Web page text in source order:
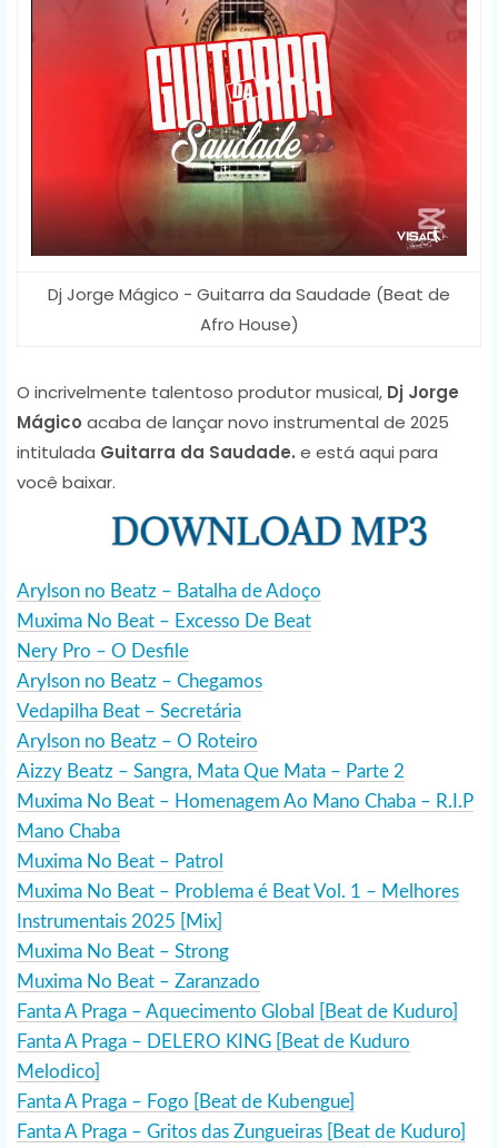
Dj Jorge Mágico - Guitarra da Saudade (Beat de
Afro House)
O incrivelmente talentoso produtor musical, Dj Jorge
Mágico acaba de lançar novo instrumental de 2025
intitulada Guitarra da Saudade. e está aqui para
você baixar.
Arylson no Beatz – Batalha de Adoço
Muxima No Beat – Excesso De Beat
Nery Pro – O Desfile
Arylson no Beatz – Chegamos
Vedapilha Beat – Secretária
Arylson no Beatz – O Roteiro
Aizzy Beatz – Sangra, Mata Que Mata – Parte 2
Muxima No Beat – Homenagem Ao Mano Chaba – R.I.P
Mano Chaba
Muxima No Beat – Patrol
Muxima No Beat – Problema é Beat Vol. 1 – Melhores
Instrumentais 2025 [Mix]
Muxima No Beat – Strong
Muxima No Beat – Zaranzado
Fanta A Praga – Aquecimento Global [Beat de Kuduro]
Fanta A Praga – DELERO KING [Beat de Kuduro
Melodico]
Fanta A Praga – Fogo [Beat de Kubengue]
Fanta A Praga – Gritos das Zungueiras [Beat de Kuduro]